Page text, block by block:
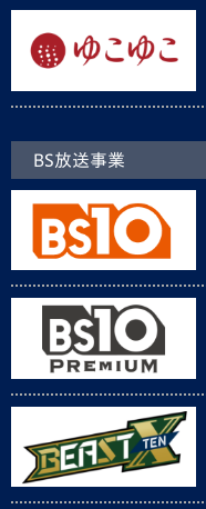
BS放送事業